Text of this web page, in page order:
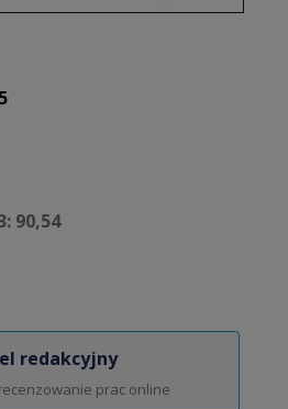
90,54
redakcyjny
prac online